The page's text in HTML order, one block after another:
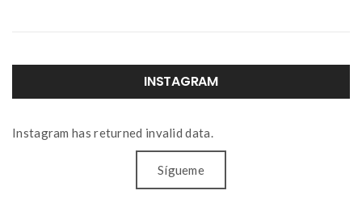
INSTAGRAM
Instagram has returned invalid data.
Sígueme